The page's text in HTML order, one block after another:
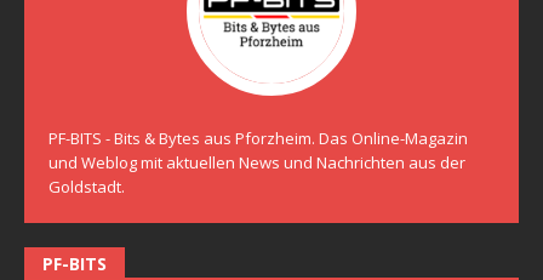
PF-BITS - Bits & Bytes aus Pforzheim. Das Online-Magazin
und Weblog mit aktuellen News und Nachrichten aus der
Goldstadt.
PF-BITS